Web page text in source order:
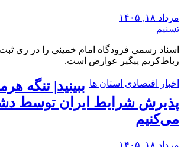
مرداد ۱۸, ۱۴۰۵
تسنیم
اسناد رسمی فرودگاه امام خمینی را در ری ثبت
رباط‌کریم پیگیر عوارض است.
اخبار اقتصادی استان ها ببینید| تنگه
پذیرش شرایط ایران توسط
می‌کنیم